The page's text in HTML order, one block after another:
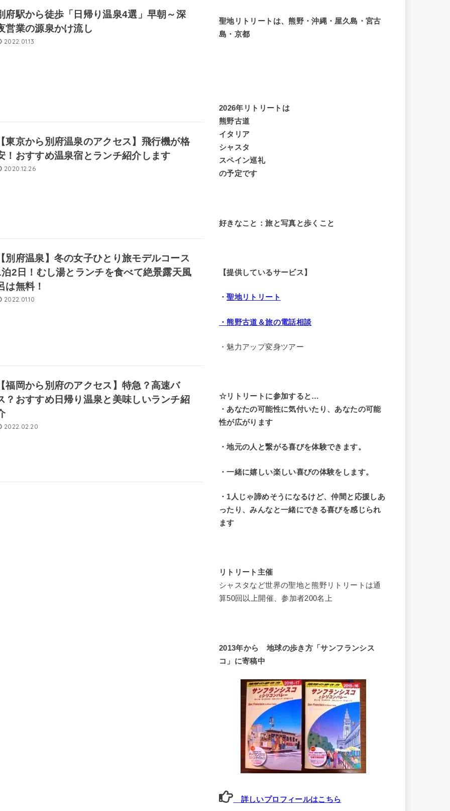
府駅から徒歩「日帰り温泉4選」早朝～深
営業の源泉かけ流し
2022.01.13
東京から別府温泉のアクセス】飛行機が格
！おすすめ温泉宿とランチ紹介します
2020.12.26
別府温泉】冬の女子ひとり旅モデルコース
2日！むし湯とランチを食べて絶景露天風
は無料！
2022.01.10
福岡から別府のアクセス】特急？高速バ
？おすすめ日帰り温泉と美味しいランチ紹
2022.02.20
聖地リトリートは、熊野・沖縄・屋久島・宮古
島・京都
2026年リトリートは
熊野古道
イタリア
シャスタ
スペイン巡礼
の予定です
好きなこと：旅と写真と歩くこと
【提供しているサービス】
・聖地リトリート
・熊野古道＆旅の電話相談
・魅力アップ変身ツアー
☆リトリートに参加すると…
・ あなたの可能性に気付いたり、あなたの可能
性が広がります
・地元の人と繋がる喜びを体験できます。
・一緒に嬉しい楽しい喜びの体験をします。
・1人じゃ諦めそうになるけど、仲間と応援しあ
ったり、みんなと一緒にできる喜びを感じられ
ます
リトリート主催
シャスタなど世界の聖地と熊野リトリートは通
算50回以上開催、参加者200名上
2013年から 地球の歩き方「サンフランシス
コ」に寄稿中
詳しいプロフィールはこちら